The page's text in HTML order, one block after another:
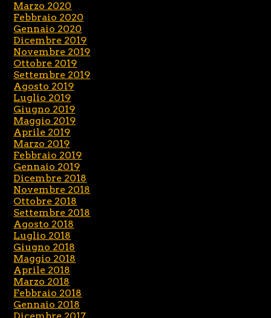
Marzo 2020
Febbraio 2020
Gennaio 2020
Dicembre 2019
Novembre 2019
Ottobre 2019
Settembre 2019
Agosto 2019
Luglio 2019
Giugno 2019
Maggio 2019
Aprile 2019
Marzo 2019
Febbraio 2019
Gennaio 2019
Dicembre 2018
Novembre 2018
Ottobre 2018
Settembre 2018
Agosto 2018
Luglio 2018
Giugno 2018
Maggio 2018
Aprile 2018
Marzo 2018
Febbraio 2018
Gennaio 2018